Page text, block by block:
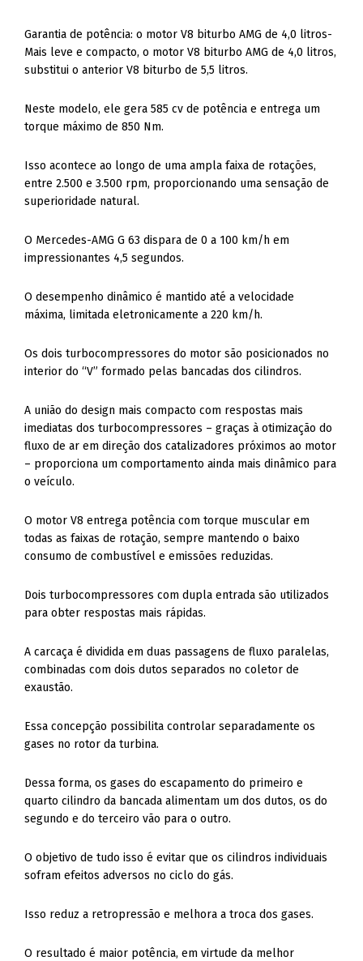
Garantia de potência: o motor V8 biturbo AMG de 4,0 litros-
Mais leve e compacto, o motor V8 biturbo AMG de 4,0 litros,
substitui o anterior V8 biturbo de 5,5 litros.
Neste modelo, ele gera 585 cv de potência e entrega um
torque máximo de 850 Nm.
Isso acontece ao longo de uma ampla faixa de rotações,
entre 2.500 e 3.500 rpm, proporcionando uma sensação de
superioridade natural.
O Mercedes-AMG G 63 dispara de 0 a 100 km/h em
impressionantes 4,5 segundos.
O desempenho dinâmico é mantido até a velocidade
máxima, limitada eletronicamente a 220 km/h.
Os dois turbocompressores do motor são posicionados no
interior do “V” formado pelas bancadas dos cilindros.
A união do design mais compacto com respostas mais
imediatas dos turbocompressores – graças à otimização do
fluxo de ar em direção dos catalizadores próximos ao motor
– proporciona um comportamento ainda mais dinâmico para
o veículo.
O motor V8 entrega potência com torque muscular em
todas as faixas de rotação, sempre mantendo o baixo
consumo de combustível e emissões reduzidas.
Dois turbocompressores com dupla entrada são utilizados
para obter respostas mais rápidas.
A carcaça é dividida em duas passagens de fluxo paralelas,
combinadas com dois dutos separados no coletor de
exaustão.
Essa concepção possibilita controlar separadamente os
gases no rotor da turbina.
Dessa forma, os gases do escapamento do primeiro e
quarto cilindro da bancada alimentam um dos dutos, os do
segundo e do terceiro vão para o outro.
O objetivo de tudo isso é evitar que os cilindros individuais
sofram efeitos adversos no ciclo do gás.
Isso reduz a retropressão e melhora a troca dos gases.
O resultado é maior potência, em virtude da melhor